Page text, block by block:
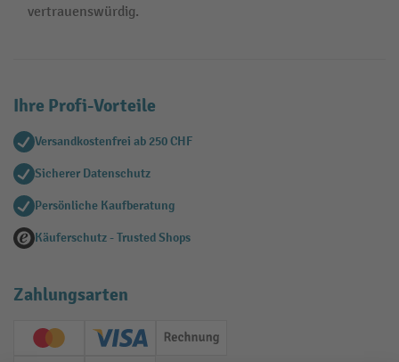
vertrauenswürdig.
Ihre Profi-Vorteile
Versandkostenfrei ab 250 CHF
Sicherer Datenschutz
Persönliche Kaufberatung
Käuferschutz - Trusted Shops
Zahlungsarten
Creditcard (Master)Creditcard (Visa)
Rechnung